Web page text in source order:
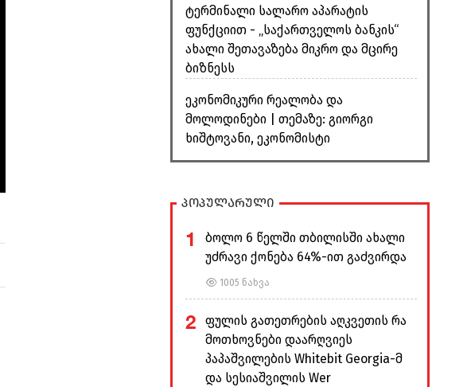
ტერმინალი სალარო აპარატის
ფუნქციით - „საქართველოს ბანკის“
ახალი შეთავაზება მიკრო და მცირე
ბიზნესს
ეკონომიკური რეალობა და
მოლოდინები | თემაზე: გიორგი
ხიშტოვანი, ეკონომისტი
პოპულარული
1
ბოლო 6 წელში თბილისში ახალი
უძრავი ქონება 64%-ით გაძვირდა
1005 ნახვა
2
ფულის გათეთრების აღკვეთის რა
მოთხოვნები დაარღვიეს
პაპაშვილების Whitebit Georgia-მ
და სესიაშვილის Wer